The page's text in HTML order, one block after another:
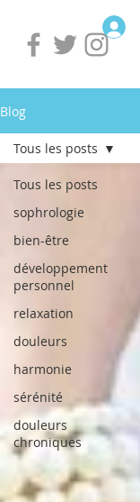
Blog
Tous les posts
sophrologie
bien-être
développement
personnel
relaxation
douleurs
harmonie
sérénité
douleurs
chroniques
Tous les posts